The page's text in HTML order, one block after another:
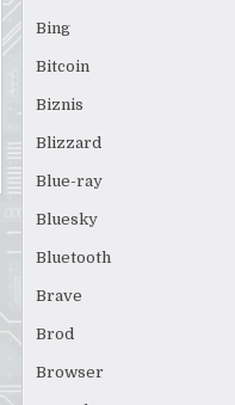
Bing
Bitcoin
Biznis
Blizzard
Blue-ray
Bluesky
Bluetooth
Brave
Brod
Browser